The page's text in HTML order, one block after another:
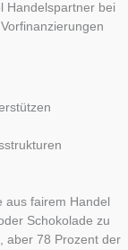
Handelspartner bei
fairem Handel
Schokolade zu
aber 78 Prozent der